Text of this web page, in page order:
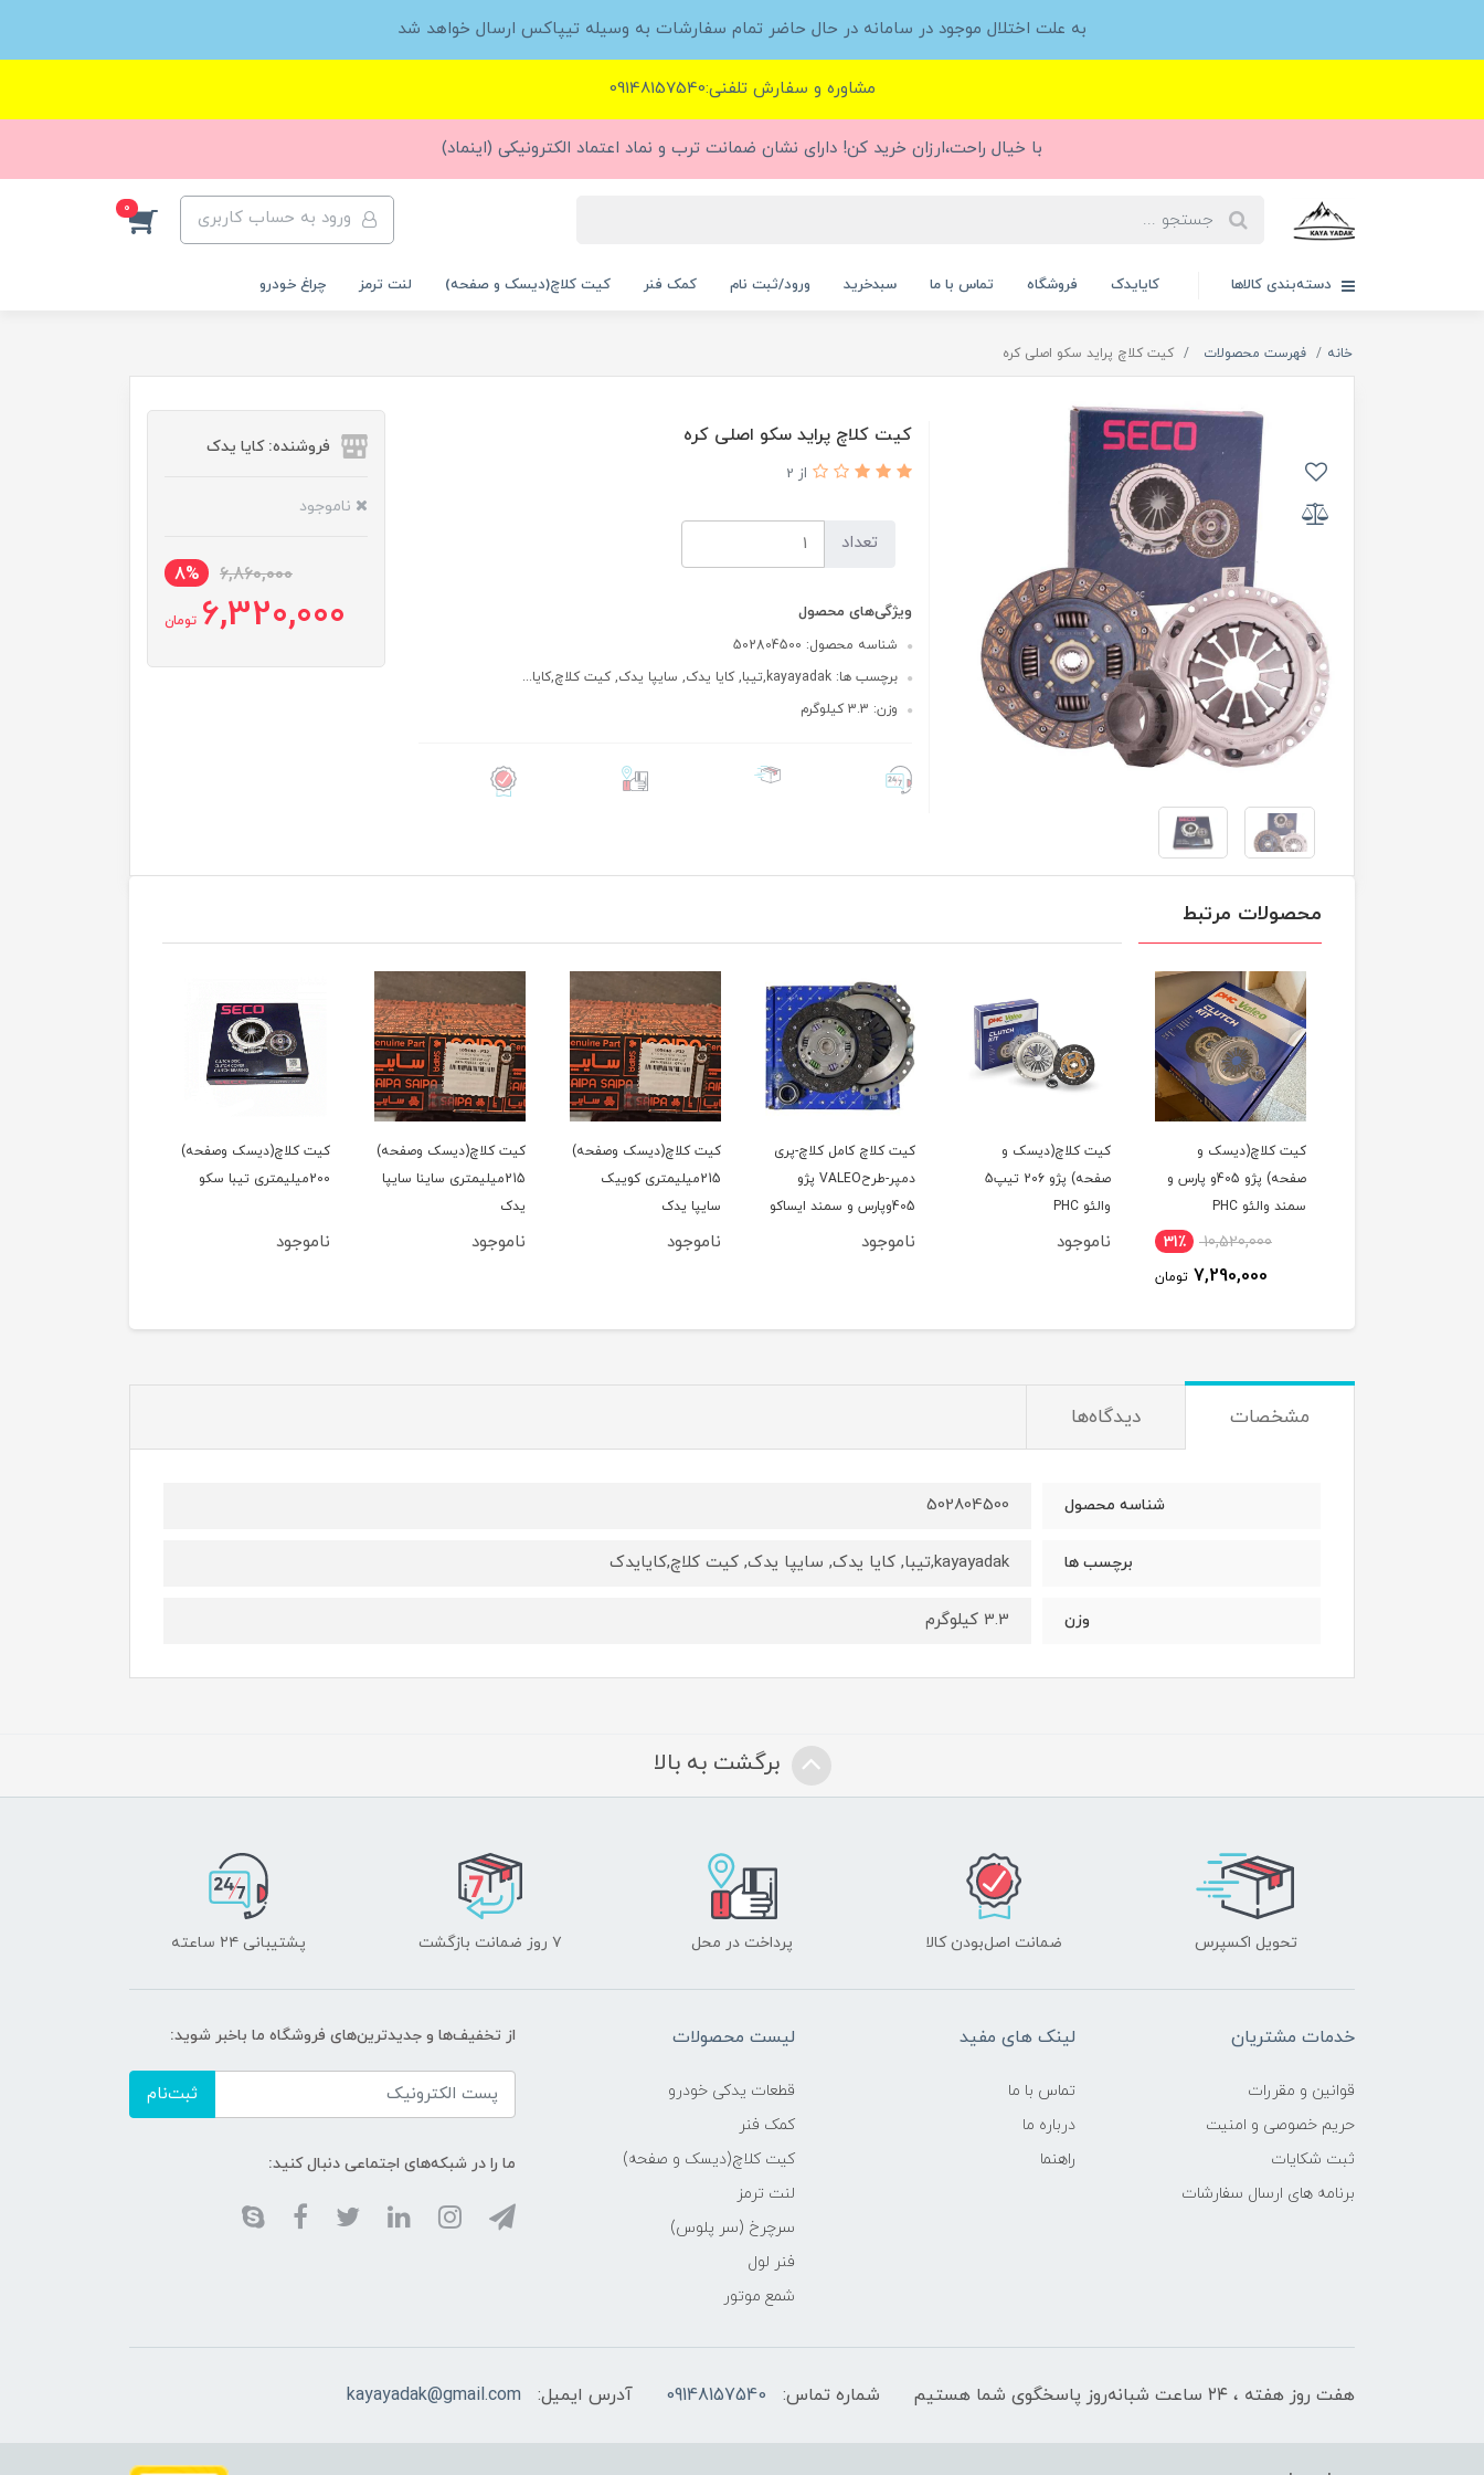
به علت اختلال موجود در سامانه در حال حاضر تمام سفارشات به وسیله تیپاکس ارسال خواهد شد
مشاوره و سفارش تلفنی:09148157540
با خیال راحت،ارزان خرید کن! دارای نشان ضمانت ترب و نماد اعتماد الکترونیکی (اینماد)
ورود به حساب کاربری 0
دسته‌بندی کالاها کایایدک فروشگاه تماس با ما سبدخرید ورود/ثبت نام کمک فنر کیت کلاچ(دیسک و صفحه) لنت ترمز چراغ خودرو
خانه فهرست محصولات کیت کلاچ پراید سکو اصلی کره
کیت کلاچ پراید سکو اصلی کره
از 2
تعداد
ویژگی‌های محصول
شناسه محصول: 502804500
برچسب ها: kayayadak,تیبا, کایا یدک, سایپا یدک, کیت کلاچ,کایا...
وزن: 3.3 کیلوگرم
فروشنده: کایا یدک
ناموجود
6,860,000
8%
6,320,000 تومان
محصولات مرتبط
کیت کلاچ(دیسک و
صفحه) پژو 405و پارس و
سمند والئو PHC
10,520,000 31٪
7,290,000 تومان
کیت کلاچ(دیسک و
صفحه) پژو 206 تیپ5
والئو PHC
ناموجود
کیت کلاچ کامل کلاچ-پری
دمپر-طرحVALEO پژو
405وپارس و سمند ایساکو
ناموجود
کیت کلاچ(دیسک وصفحه)
215میلیمتری کوییک
سایپا یدک
ناموجود
کیت کلاچ(دیسک وصفحه)
215میلیمتری ساینا سایپا
یدک
ناموجود
کیت کلاچ(دیسک وصفحه)
200میلیمتری تیبا سکو
ناموجود
مشخصات دیدگاه‌ها
شناسه محصول 502804500
برچسب ها kayayadak,تیبا, کایا یدک, سایپا یدک, کیت کلاچ,کایایدک
وزن 3.3 کیلوگرم
برگشت به بالا
تحویل اکسپرس ضمانت اصل‌بودن کالا پرداخت در محل ۷ روز ضمانت بازگشت پشتیبانی ۲۴ ساعته
خدمات مشتریان
قوانین و مقررات
حریم خصوصی و امنیت
ثبت شکایات
برنامه های ارسال سفارشات
لینک های مفید
تماس با ما
درباره ما
راهنما
لیست محصولات
قطعات یدکی خودرو
کمک فنر
کیت کلاچ(دیسک و صفحه)
لنت ترمز
سرچرخ (سر پلوس)
فنر لول
شمع موتور
از تخفیف‌ها و جدیدترین‌های فروشگاه ما باخبر شوید:
ثبت‌نام
ما را در شبکه‌های اجتماعی دنبال کنید:
هفت روز هفته ، ۲۴ ساعت شبانه‌روز پاسخگوی شما هستیم شماره تماس: 09148157540 آدرس ایمیل: kayayadak@gmail.com